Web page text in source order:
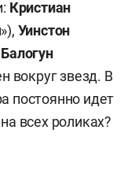
Кристиан
Уинстон
вокруг звезд. В
постоянно идет
всех роликах?